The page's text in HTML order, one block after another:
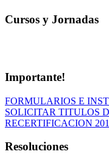
Cursos y Jornadas
Importante!
FORMULARIOS E
SOLICITAR TITULOS
RECERTIFICACION
Resoluciones